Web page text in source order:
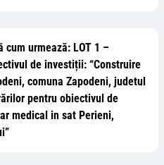
cum urmează: LOT 1 –
de investiții: “Construire
comuna Zapodeni, judetul
pentru obiectivul de
medical in sat Perieni,